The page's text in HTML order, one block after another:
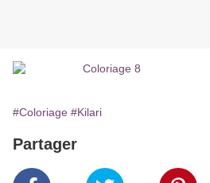
#Coloriage #Kilari
Partager